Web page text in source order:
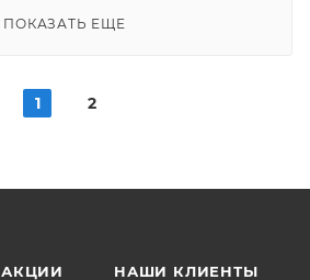
ПОКАЗАТЬ ЕЩЕ
1 2
АКЦИИ НАШИ КЛИЕНТЫ